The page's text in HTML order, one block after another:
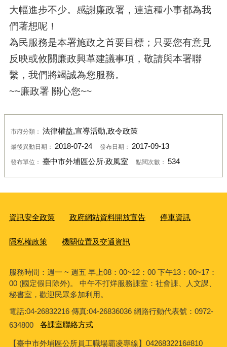
大幅進步不少。感謝廉政署，連這種小事都為我
們著想呢！
為民服務是本署施政之首要目標；只要您有意見
反映或攸關廉政興革建議事項，敬請與本署聯
繫，我們將竭誠為您服務。
~~廉政署 關心您~~
市府分類： 法律權益,宣導活動,政令政策
最後異動日期： 2018-07-24 發布日期： 2017-09-13
發布單位： 臺中市外埔區公所‧政風室 點閱次數： 534
資訊安全政策 政府網站資料開放宣告 停車資訊
隱私權政策 機關位置及交通資訊
服務時間：週一 ~ 週五 早上08：00~12：00 下午13：00~17：
00 (國定假日除外)。 中午不打烊服務課室：社會課、人文課、
秘書室，歡迎民眾多加利用。
電話:04-26832216 傳真:04-26836036 網路行動代表號：0972-
634800
各課室聯絡方式
【臺中市外埔區公所員工職場霸凌專線】0426832216#810